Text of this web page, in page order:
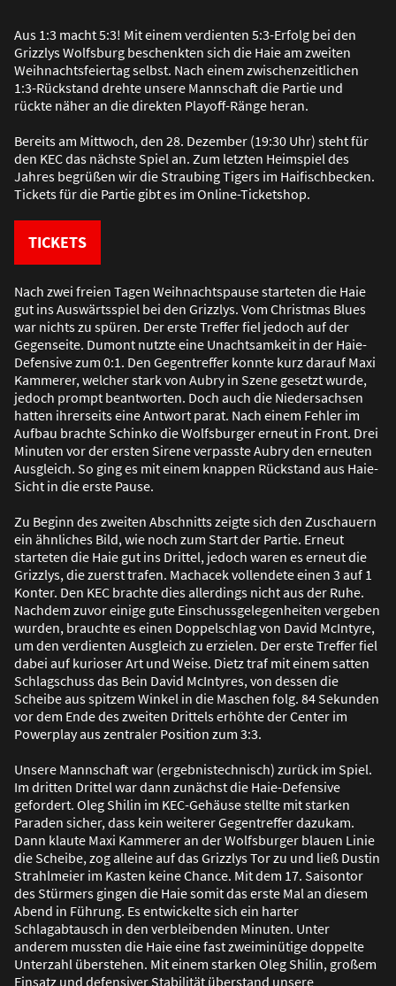
Aus 1:3 macht 5:3! Mit einem verdienten 5:3-Erfolg bei den
Grizzlys Wolfsburg beschenkten sich die Haie am zweiten
Weihnachtsfeiertag selbst. Nach einem zwischenzeitlichen
1:3-Rückstand drehte unsere Mannschaft die Partie und
rückte näher an die direkten Playoff-Ränge heran.
Bereits am Mittwoch, den 28. Dezember (19:30 Uhr) steht für
den KEC das nächste Spiel an. Zum letzten Heimspiel des
Jahres begrüßen wir die Straubing Tigers im Haifischbecken.
Tickets für die Partie gibt es im Online-Ticketshop.
TICKETS
Nach zwei freien Tagen Weihnachtspause starteten die Haie
gut ins Auswärtsspiel bei den Grizzlys. Vom Christmas Blues
war nichts zu spüren. Der erste Treffer fiel jedoch auf der
Gegenseite. Dumont nutzte eine Unachtsamkeit in der Haie-
Defensive zum 0:1. Den Gegentreffer konnte kurz darauf Maxi
Kammerer, welcher stark von Aubry in Szene gesetzt wurde,
jedoch prompt beantworten. Doch auch die Niedersachsen
hatten ihrerseits eine Antwort parat. Nach einem Fehler im
Aufbau brachte Schinko die Wolfsburger erneut in Front. Drei
Minuten vor der ersten Sirene verpasste Aubry den erneuten
Ausgleich. So ging es mit einem knappen Rückstand aus Haie-
Sicht in die erste Pause.
Zu Beginn des zweiten Abschnitts zeigte sich den Zuschauern
ein ähnliches Bild, wie noch zum Start der Partie. Erneut
starteten die Haie gut ins Drittel, jedoch waren es erneut die
Grizzlys, die zuerst trafen. Machacek vollendete einen 3 auf 1
Konter. Den KEC brachte dies allerdings nicht aus der Ruhe.
Nachdem zuvor einige gute Einschussgelegenheiten vergeben
wurden, brauchte es einen Doppelschlag von David McIntyre,
um den verdienten Ausgleich zu erzielen. Der erste Treffer fiel
dabei auf kurioser Art und Weise. Dietz traf mit einem satten
Schlagschuss das Bein David McIntyres, von dessen die
Scheibe aus spitzem Winkel in die Maschen folg. 84 Sekunden
vor dem Ende des zweiten Drittels erhöhte der Center im
Powerplay aus zentraler Position zum 3:3.
Unsere Mannschaft war (ergebnistechnisch) zurück im Spiel.
Im dritten Drittel war dann zunächst die Haie-Defensive
gefordert. Oleg Shilin im KEC-Gehäuse stellte mit starken
Paraden sicher, dass kein weiterer Gegentreffer dazukam.
Dann klaute Maxi Kammerer an der Wolfsburger blauen Linie
die Scheibe, zog alleine auf das Grizzlys Tor zu und ließ Dustin
Strahlmeier im Kasten keine Chance. Mit dem 17. Saisontor
des Stürmers gingen die Haie somit das erste Mal an diesem
Abend in Führung. Es entwickelte sich ein harter
Schlagabtausch in den verbleibenden Minuten. Unter
anderem mussten die Haie eine fast zweiminütige doppelte
Unterzahl überstehen. Mit einem starken Oleg Shilin, großem
Einsatz und defensiver Stabilität überstand unsere